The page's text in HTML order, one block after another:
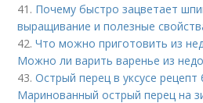
41. Почему быстро зацветает
выращивание и полезные
42.Что можно приготовить из
Можно ли варить варенье из
43.Острый перец в уксусе рецепт
Маринованный острый перец на